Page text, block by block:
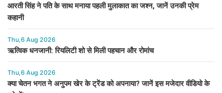
आरती सिंह ने पति के साथ मनाया पहली मुलाकात का जश्न, जानें उनकी प्रेम
कहानी
Thu,6 Aug 2026
ऋत्विक धनजानी: रियलिटी शो से मिली पहचान और रोमांच
Thu,6 Aug 2026
क्या चेतन भगत ने अनुपम खेर के ट्रेंड को अपनाया? जानें इस मजेदार वीडियो के